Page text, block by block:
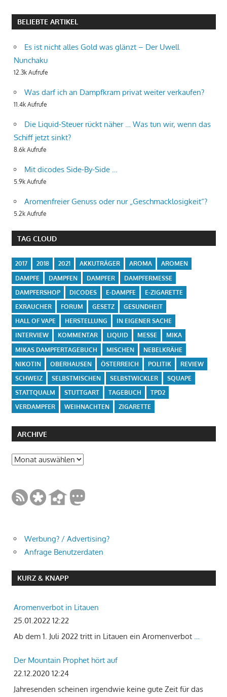
BELIEBTE ARTIKEL
Es ist nicht alles Gold was glänzt – Der Uwell
Nunchaku
12.3k Aufrufe
Was darf ich an Dampfkram privat weiter verkaufen?
11.4k Aufrufe
Die Liquid-Steuer rückt näher … Was tun wir, wenn das
Schiff jetzt sinkt?
8.6k Aufrufe
Mit dicodes Side-By-Side …
5.9k Aufrufe
Aromenfreier Genuss oder nur „Geschmacklosigkeit“?
5.2k Aufrufe
TAG CLOUD
2017 2018 2021 AKKUTRÄGER AROMA
AROMEN
DAMPFE
DAMPFEN DAMPFER
DAMPFERMESSE
DAMPFERSHOP
DICODES E-DAMPFE
E-ZIGARETTE
EXRAUCHER
FORUM GESETZ
GESUNDHEIT
HALL OF VAPE
HERSTELLUNG
IN EIGENER SACHE
INTERVIEW
KOMMENTAR LIQUID MESSE
MIKA
MIKAS DAMPFERTAGEBUCH
MISCHEN
NEBELKRÄHE
NIKOTIN
OBERHAUSEN ÖSTERREICH POLITIK
REVIEW
SCHWEIZ
SELBSTMISCHEN SELBSTWICKLER
SQUAPE
STATTQUALM
STUTTGART TAGEBUCH
TPD2
VERDAMPFER
WEIHNACHTEN ZIGARETTE
ARCHIVE
Archive
Werbung? / Advertising?
Anfrage Benutzerdaten
KURZ & KNAPP
Aromenverbot in Litauen
25.01.2022 12:22
Ab dem 1. Juli 2022 tritt in Litauen ein Aromenverbot …
Der Mountain Prophet hört auf
22.12.2020 12:24
Jahresenden scheinen irgendwie keine gute Zeit für das